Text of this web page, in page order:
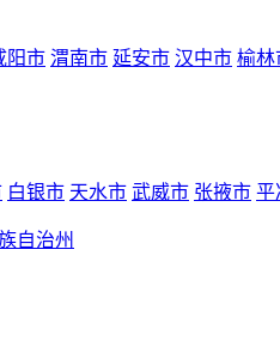
阳市 渭南市 延安市 汉中市 榆林
白银市 天水市 武威市 张掖市 平
自治州